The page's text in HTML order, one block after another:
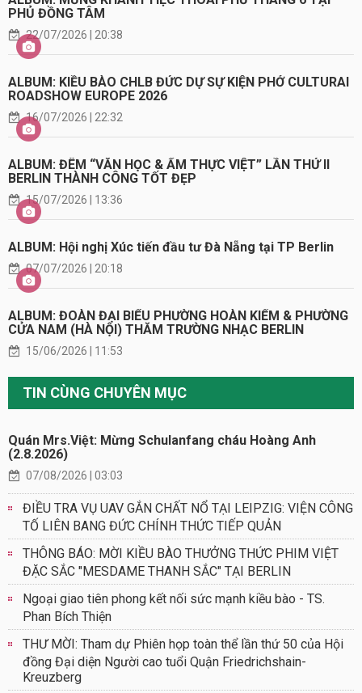
PHỦ ĐỒNG TÂM
22/07/2026 | 20:38
ALBUM: KIỀU BÀO CHLB ĐỨC DỰ SỰ KIỆN PHỞ CULTURAI
ROADSHOW EUROPE 2026
16/07/2026 | 22:32
ALBUM: ĐÊM “VĂN HỌC & ẨM THỰC VIỆT” LẦN THỨ II
BERLIN THÀNH CÔNG TỐT ĐẸP
15/07/2026 | 13:36
ALBUM: Hội nghị Xúc tiến đầu tư Đà Nẵng tại TP Berlin
07/07/2026 | 20:18
ALBUM: ĐOÀN ĐẠI BIỂU PHƯỜNG HOÀN KIẾM & PHƯỜNG
CỬA NAM (HÀ NỘI) THĂM TRƯỜNG NHẠC BERLIN
15/06/2026 | 11:53
TIN CÙNG CHUYÊN MỤC
Quán Mrs.Việt: Mừng Schulanfang cháu Hoàng Anh
(2.8.2026)
07/08/2026 | 03:03
ĐIỀU TRA VỤ UAV GẮN CHẤT NỔ TẠI LEIPZIG: VIỆN CÔNG
TỐ LIÊN BANG ĐỨC CHÍNH THỨC TIẾP QUẢN
THÔNG BÁO: MỜI KIỀU BÀO THƯỞNG THỨC PHIM VIỆT
ĐẶC SẮC "MESDAME THANH SẮC" TẠI BERLIN
Ngoại giao tiên phong kết nối sức mạnh kiều bào - TS.
Phan Bích Thiện
THƯ MỜI: Tham dự Phiên họp toàn thể lần thứ 50 của Hội
đồng Đại diện Người cao tuổi Quận Friedrichshain-
Kreuzberg